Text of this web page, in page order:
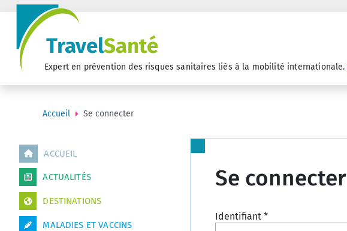
TravelSanté
Expert en prévention des risques sanitaires liés à la mobilité internationale.
Accueil Se connecter
ACCUEIL
ACTUALITÉS
DESTINATIONS
MALADIES ET VACCINS
Se connecter
Identifiant *